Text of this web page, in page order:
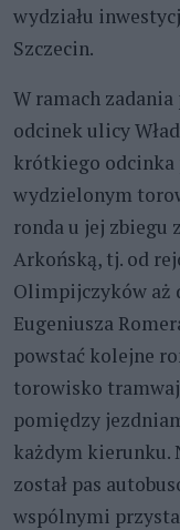
wydziału
Szczecin.
W ramach
odcinek ulicy
krótkiego odcinka
wydzielonym
ronda u jej zbiegu
Arkońską, tj. od
Olimpijczyków aż
Eugeniusza
powstać kolejne
torowisko
pomiędzy
każdym kierunku.
został pas
wspólnymi